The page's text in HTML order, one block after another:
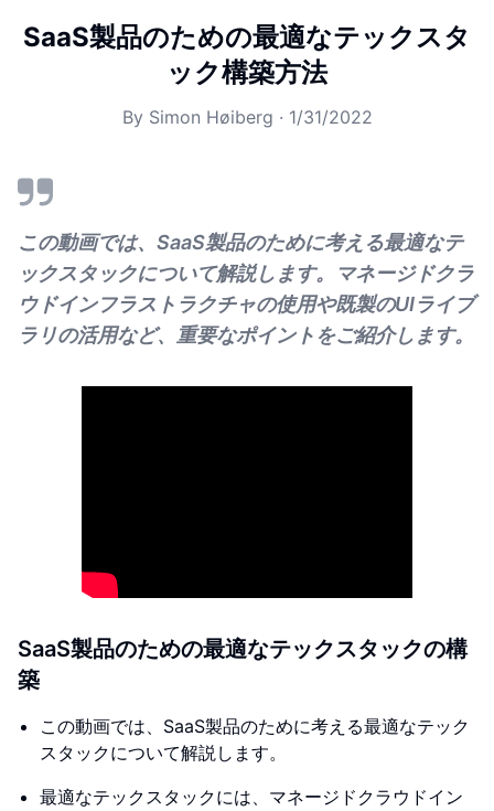
SaaS製品のための最適なテックスタ
ック構築方法
By Simon Høiberg · 1/31/2022
この動画では、SaaS製品のために考える最適なテ
ックスタックについて解説します。マネージドクラ
ウドインフラストラクチャの使用や既製のUIライブ
ラリの活用など、重要なポイントをご紹介します。
SaaS製品のための最適なテックスタックの構
築
この動画では、SaaS製品のために考える最適なテック
スタックについて解説します。
最適なテックスタックには、マネージドクラウドイン